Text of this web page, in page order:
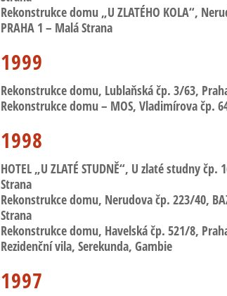
Rekonstrukce domu „U ZLATÉHO KOLA“,
PRAHA 1 – Malá Strana
1999
Rekonstrukce domu, Lublaňská čp. 3/63,
Rekonstrukce domu – MOS, Vladimírova čp.
1998
HOTEL „U ZLATÉ STUDNĚ“, U zlaté studny čp.
Strana
Rekonstrukce domu, Nerudovačp. 223/40,
Strana
Rekonstrukce domu, Havelskáčp. 521/8,
Rezidenční vila, Serekunda, Gambie
1997